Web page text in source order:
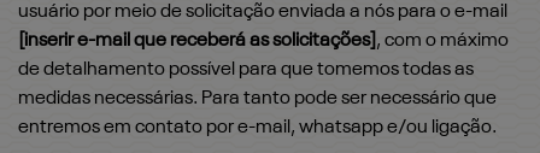
usuário por meio de solicitação enviada a nós para o e-mail
[inserir e-mail que receberá as solicitações] , com o máximo
de detalhamento possível para que tomemos todas as
medidas necessárias. Para tanto pode ser necessário que
entremos em contato por e-mail, whatsapp e/ou ligação.